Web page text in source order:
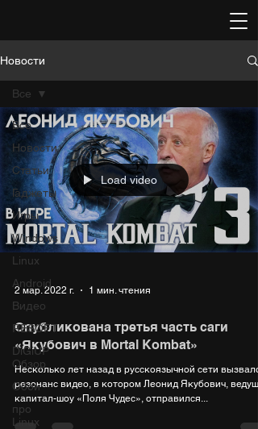
Новости
Все
Новости
Статьи
Гаджеты
Игры
Windows
Linux
Android
Видео
RESOFT
DiGiUP
Обзор
Обои
про
Linux
Все
Load video
2 мар. 2022 г. 1 мин. чтения
Опубликована третья часть саги
«Якубович в Mortal Kombat»
Несколько лет назад в русскоязычной сети вызвало
резонанс видео, в котором Леонид Якубович,
капитал-шоу «Поля Чудес», отправился...